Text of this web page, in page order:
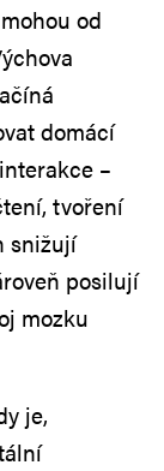
od
domácí
–
tvoření
snižují
posilují
mozku
je,